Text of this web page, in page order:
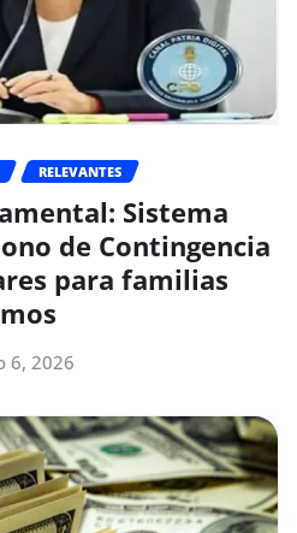
RELEVANTES
Sistema
de Contingencia
para familias
6, 2026